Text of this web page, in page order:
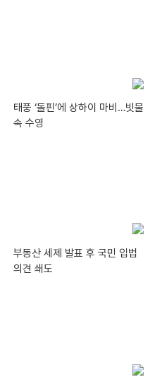
태풍 ‘돌핀’에 상하이 마비…빗물
속 수영
부동산 세제 발표 후 국민 입법
의견 쇄도